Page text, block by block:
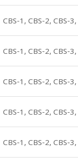
CBS-1, CBS-2, CBS-3,
CBS-1, CBS-2, CBS-3,
CBS-1, CBS-2, CBS-3,
CBS-1, CBS-2, CBS-3,
CBS-1, CBS-2, CBS-3,